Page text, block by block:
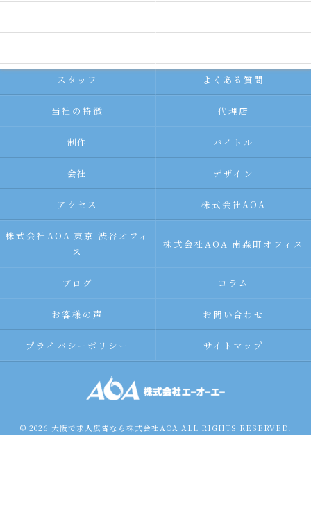
スタッフ よくある質問
当社の特徴 代理店
制作 バイトル
会社 デザイン
アクセス 株式会社AOA
株式会社AOA 東京 渋谷オフィ
ス
株式会社AOA 南森町オフィス
ブログ コラム
お客様の声 お問い合わせ
プライバシーポリシー サイトマップ
© 2026 大阪で求人広告なら株式会社AOA ALL RIGHTS RESERVED.